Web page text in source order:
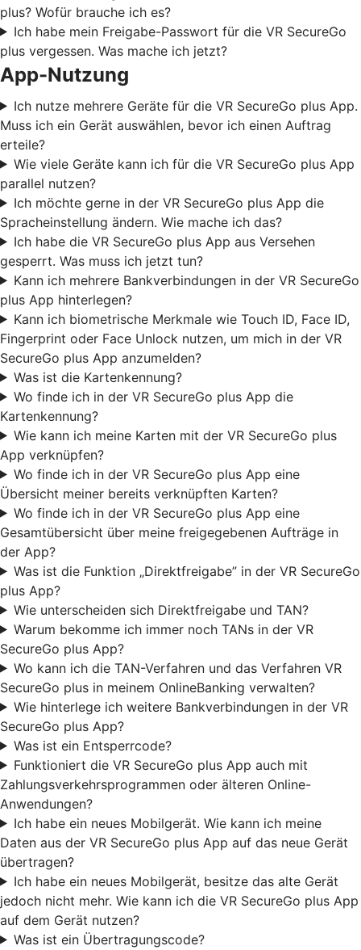
plus? Wofür brauche ich es?
Ich habe mein Freigabe-Passwort für die VR SecureGo
plus vergessen. Was mache ich jetzt?
App-Nutzung
Ich nutze mehrere Geräte für die VR SecureGo plus App.
Muss ich ein Gerät auswählen, bevor ich einen Auftrag
erteile?
Wie viele Geräte kann ich für die VR SecureGo plus App
parallel nutzen?
Ich möchte gerne in der VR SecureGo plus App die
Spracheinstellung ändern. Wie mache ich das?
Ich habe die VR SecureGo plus App aus Versehen
gesperrt. Was muss ich jetzt tun?
Kann ich mehrere Bankverbindungen in der VR SecureGo
plus App hinterlegen?
Kann ich biometrische Merkmale wie Touch ID, Face ID,
Fingerprint oder Face Unlock nutzen, um mich in der VR
SecureGo plus App anzumelden?
Was ist die Kartenkennung?
Wo finde ich in der VR SecureGo plus App die
Kartenkennung?
Wie kann ich meine Karten mit der VR SecureGo plus
App verknüpfen?
Wo finde ich in der VR SecureGo plus App eine
Übersicht meiner bereits verknüpften Karten?
Wo finde ich in der VR SecureGo plus App eine
Gesamtübersicht über meine freigegebenen Aufträge in
der App?
Was ist die Funktion „Direktfreigabe” in der VR SecureGo
plus App?
Wie unterscheiden sich Direktfreigabe und TAN?
Warum bekomme ich immer noch TANs in der VR
SecureGo plus App?
Wo kann ich die TAN-Verfahren und das Verfahren VR
SecureGo plus in meinem OnlineBanking verwalten?
Wie hinterlege ich weitere Bankverbindungen in der VR
SecureGo plus App?
Was ist ein Entsperrcode?
Funktioniert die VR SecureGo plus App auch mit
Zahlungsverkehrsprogrammen oder älteren Online-
Anwendungen?
Ich habe ein neues Mobilgerät. Wie kann ich meine
Daten aus der VR SecureGo plus App auf das neue Gerät
übertragen?
Ich habe ein neues Mobilgerät, besitze das alte Gerät
jedoch nicht mehr. Wie kann ich die VR SecureGo plus App
auf dem Gerät nutzen?
Was ist ein Übertragungscode?